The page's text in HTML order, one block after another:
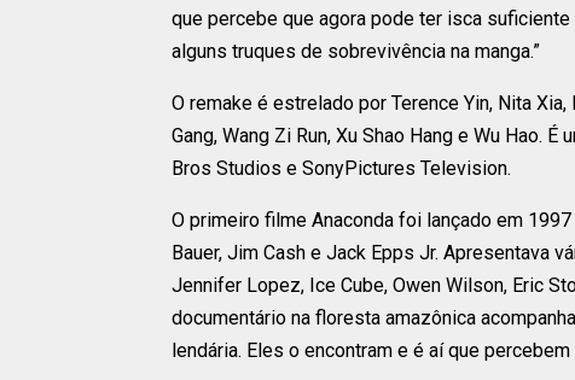
que percebe que agora pode ter isca
alguns truques de sobrevivência na manga.”
O remake é estrelado por Terence Yin, Nita Xia,
Gang, Wang Zi Run, Xu Shao Hang e Wu Hao.
Bros Studios e SonyPictures Television.
O primeiro filme Anaconda foi lançado em
Bauer, Jim Cash e Jack Epps Jr. Apresentava
Jennifer Lopez, Ice Cube, Owen Wilson, Eric
documentário na floresta amazônica
lendária. Eles o encontram e é aí que